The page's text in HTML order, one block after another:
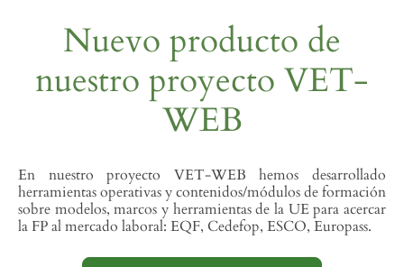
Nuevo producto de
nuestro proyecto VET-
WEB
En nuestro proyecto VET-WEB hemos desarrollado
herramientas operativas y contenidos/módulos de formación
sobre modelos, marcos y herramientas de la UE para acercar
la FP al mercado laboral: EQF, Cedefop, ESCO, Europass.